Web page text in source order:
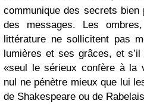
communique des secrets bien
des messages. Les
littérature ne sollicitent pas
lumières et ses grâces, et
«seul le sérieux confère à la
nul ne pénètre mieux que lui
de Shakespeare ou de